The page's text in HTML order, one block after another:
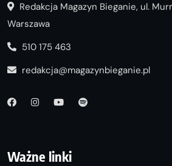
Redakcja Magazyn Bieganie, ul.
Warszawa
510 175 463
redakcja@magazynbieganie.pl
Ważne linki